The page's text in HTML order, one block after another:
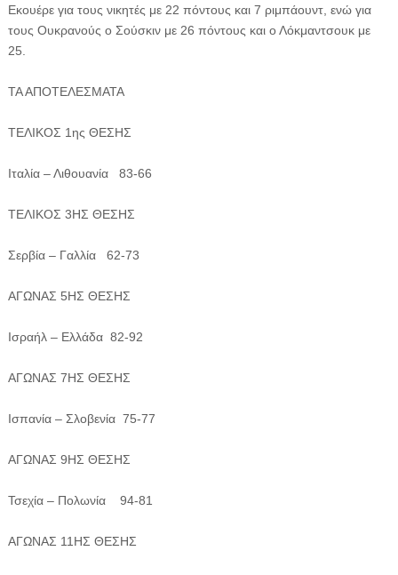
Εκουέρε για τους νικητές με 22 πόντους και 7 ριμπάουντ, ενώ για
τους Ουκρανούς ο Σούσκιν με 26 πόντους και ο Λόκμαντσουκ με
25.
ΤΑ ΑΠΟΤΕΛΕΣΜΑΤΑ
ΤΕΛΙΚΟΣ 1ης ΘΕΣΗΣ
Ιταλία – Λιθουανία 83-66
ΤΕΛΙΚΟΣ 3ΗΣ ΘΕΣΗΣ
Σερβία – Γαλλία 62-73
ΑΓΩΝΑΣ 5ΗΣ ΘΕΣΗΣ
Ισραήλ – Ελλάδα 82-92
ΑΓΩΝΑΣ 7ΗΣ ΘΕΣΗΣ
Ισπανία – Σλοβενία 75-77
ΑΓΩΝΑΣ 9ΗΣ ΘΕΣΗΣ
Τσεχία – Πολωνία 94-81
ΑΓΩΝΑΣ 11ΗΣ ΘΕΣΗΣ